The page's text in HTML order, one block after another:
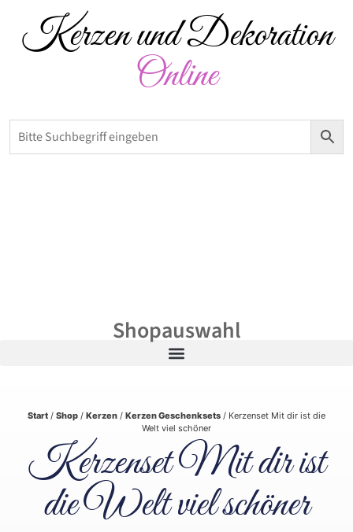
Kerzen und Dekoration
Online
Shopauswahl
Start / Shop / Kerzen / Kerzen Geschenksets / Kerzenset Mit dir ist die
Welt viel schöner
Kerzenset Mit dir ist
die Welt viel schöner